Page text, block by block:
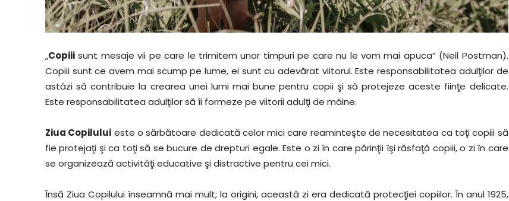
„Copiii sunt mesaje vii pe care le trimitem unor timpuri pe care nu le vom mai apuca” (Neil Postman).
Copiii sunt ce avem mai scump pe lume, ei sunt cu adevărat viitorul. Este responsabilitatea adulţilor de
astăzi să contribuie la crearea unei lumi mai bune pentru copii şi să protejeze aceste fiinţe delicate.
Este responsabilitatea adulţilor să îi formeze pe viitorii adulţi de mâine.
Ziua Copilului este o sărbătoare dedicată celor mici care reaminteşte de necesitatea ca toţi copiii să
fie protejaţi şi ca toţi să se bucure de drepturi egale. Este o zi în care părinţii îşi răsfaţă copiii, o zi în care
se organizează activităţi educative şi distractive pentru cei mici.
Însă Ziua Copilului înseamnă mai mult; la origini, această zi era dedicată protecţiei copiilor. În anul 1925,